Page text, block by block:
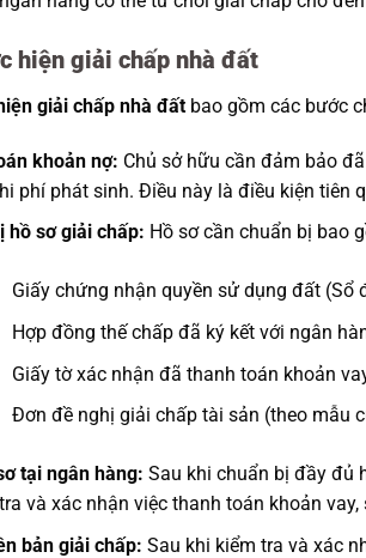
hiện giải chấp nhà đất
giải chấp nhà đất bao gồm các bước
khoản nợ: Chủ sở hữu cần đảm bảo
phí phát sinh. Điều này là điều kiện tiên
hồ sơ giải chấp: Hồ sơ cần chuẩn bị bao
Giấy chứng nhận quyền sử dụng đất (Sổ
Hợp đồng thế chấp đã ký kết với ngân
Giấy tờ xác nhận đã thanh toán khoản
Đơn đề nghị giải chấp tài sản (theo mẫu
tại ngân hàng: Sau khi chuẩn bị đầy đủ
và xác nhận việc thanh toán khoản
bản giải chấp: Sau khi kiểm tra và xác